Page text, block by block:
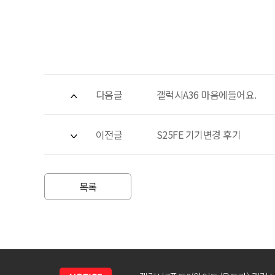
다음글 갤럭시A36 마음에들어요.
이전글 S25FE 기기변경 후기
목록